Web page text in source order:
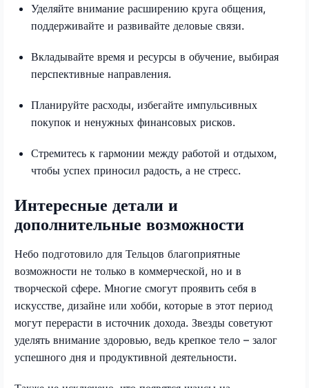
Уделяйте внимание расширению круга общения,
поддерживайте и развивайте деловые связи.
Вкладывайте время и ресурсы в обучение, выбирая
перспективные направления.
Планируйте расходы, избегайте импульсивных
покупок и ненужных финансовых рисков.
Стремитесь к гармонии между работой и отдыхом,
чтобы успех приносил радость, а не стресс.
Интересные детали и
дополнительные возможности
Небо подготовило для Тельцов благоприятные
возможности не только в коммерческой, но и в
творческой сфере. Многие смогут проявить себя в
искусстве, дизайне или хобби, которые в этот период
могут перерасти в источник дохода. Звезды советуют
уделять внимание здоровью, ведь крепкое тело – залог
успешного дня и продуктивной деятельности.